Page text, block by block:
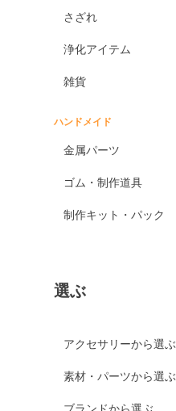
さざれ
浄化アイテム
雑貨
ハンドメイド
金属パーツ
ゴム・制作道具
制作キット・パック
選ぶ
アクセサリーから選ぶ
素材・パーツから選ぶ